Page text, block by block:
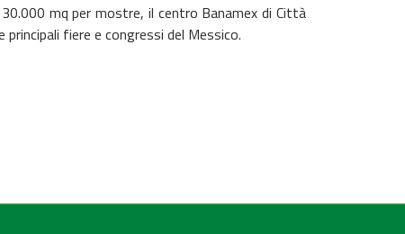
mq per mostre, il centro Banamex di Città
principali fiere e congressi del Messico.